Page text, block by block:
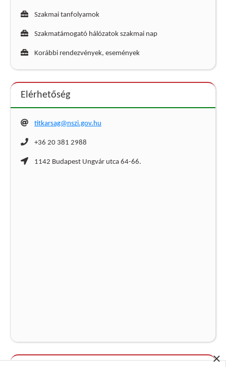
×
Szakmai tanfolyamok
Szakmatámogató hálózatok szakmai nap
Korábbi rendezvények, események
Elérhetőség
titkarsag@nszi.gov.hu
+36 20 381 2988
1142 Budapest Ungvár utca 64-66.